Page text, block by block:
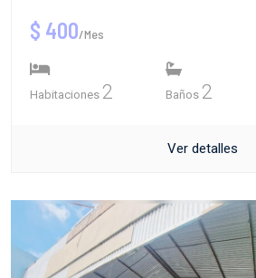
$ 400/Mes
Habitaciones 2 Baños 2
Ver detalles